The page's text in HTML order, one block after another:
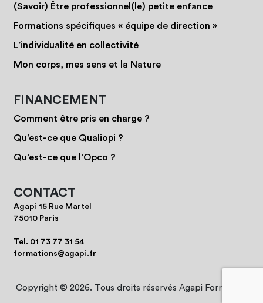
(Savoir) Être professionnel(le) petite enfance
Formations spécifiques « équipe de direction »
L’individualité en collectivité
Mon corps, mes sens et la Nature
FINANCEMENT
Comment être pris en charge ?
Qu’est-ce que Qualiopi ?
Qu’est-ce que l’Opco ?
CONTACT
Agapi 15 Rue Martel
75010 Paris
Tel. 01 73 77 31 54
formations@agapi.fr
Copyright © 2026. Tous droits réservés Agapi Formation